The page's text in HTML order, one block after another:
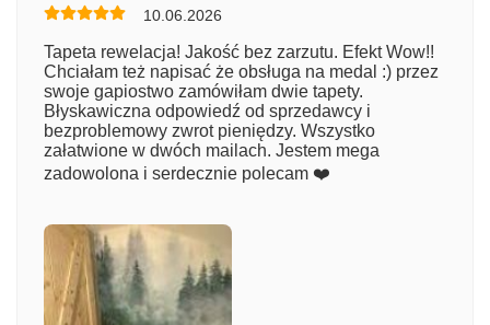
Numer zamówienia
Imię
10.06.2026
Tapeta rewelacja! Jakość bez zarzutu. Efekt Wow!!
Chciałam też napisać że obsługa na medal :) przez
swoje gapiostwo zamówiłam dwie tapety.
Błyskawiczna odpowiedź od sprzedawcy i
bezproblemowy zwrot pieniędzy. Wszystko
załatwione w dwóch mailach. Jestem mega
zadowolona i serdecznie polecam ❤️